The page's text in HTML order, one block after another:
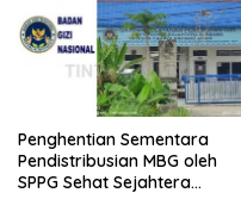
Penghentian Sementara
Pendistribusian MBG oleh
SPPG Sehat Sejahtera